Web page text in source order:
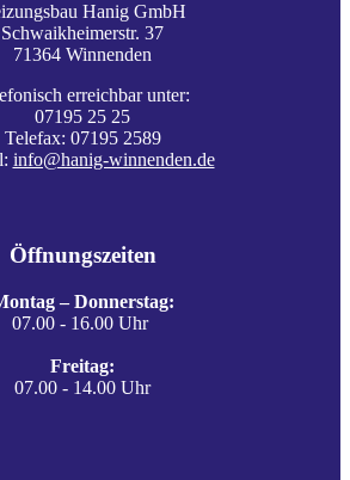
Hanig GmbH
Schwaikheimerstr. 37
71364 Winnenden
erreichbar unter:
07195 25 25
Telefax: 07195 2589
info@hanig-winnenden.de
Öffnungszeiten
– Donnerstag:
07.00 - 16.00 Uhr
Freitag:
07.00 - 14.00 Uhr